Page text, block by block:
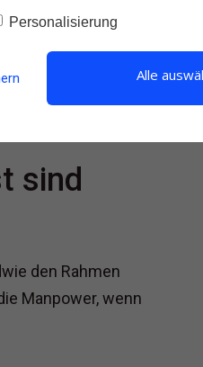
großartige,
eine Menge drin,
sind
den Rahmen
Manpower, wenn
Personalisierung
Alle